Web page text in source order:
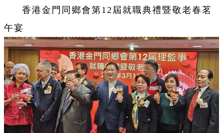
香港金門同鄉會第12屆就職典禮暨敬老春茗
午宴